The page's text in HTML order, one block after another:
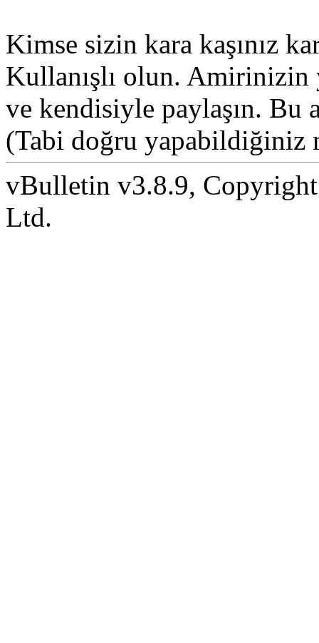
Kimse sizin kara kaşınız
Kullanışlı olun. Amirinizin
ve kendisiyle paylaşın. Bu
(Tabi doğru yapabildiğiniz
vBulletin v3.8.9,
Ltd.